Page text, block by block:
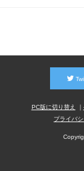
PC版に切り替え
プライバ